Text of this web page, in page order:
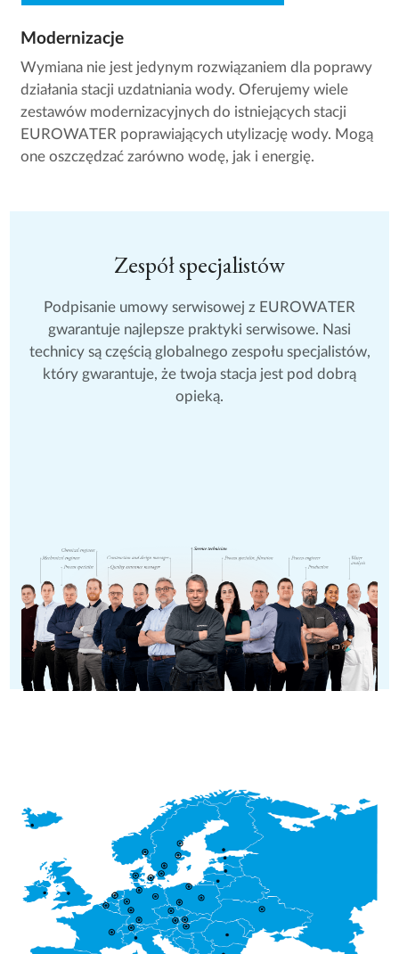
Modernizacje
Wymiana nie jest jedynym rozwiązaniem dla poprawy
działania stacji uzdatniania wody. Oferujemy wiele
zestawów modernizacyjnych do istniejących stacji
EUROWATER poprawiających utylizację wody. Mogą
one oszczędzać zarówno wodę, jak i energię.
Zespół specjalistów
Podpisanie umowy serwisowej z EUROWATER
gwarantuje najlepsze praktyki serwisowe. Nasi
technicy są częścią globalnego zespołu specjalistów,
który gwarantuje, że twoja stacja jest pod dobrą
opieką.